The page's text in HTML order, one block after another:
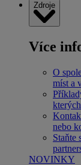
Zdroje
Více
O
míst a
nebo
Staňte
NOVINKY